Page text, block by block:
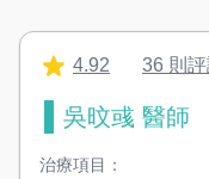
利用超音波震盪
3D 電腦斷層
可呈現骨頭3D
4.92 36 則
吳旼彧 醫師
治療項目：